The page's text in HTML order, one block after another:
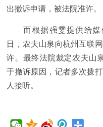
出撤诉申请，被法院准许。
而根据强雯提供给
日，农夫山泉向杭州互联
许。最终法院裁定农夫山
于撤诉原因，记者多次拨
人接听。